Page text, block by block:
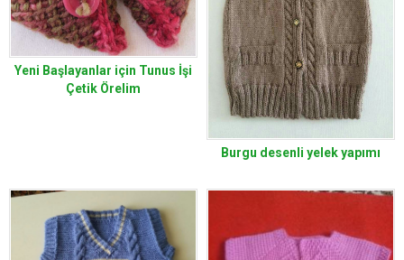
Yeni Başlayanlar için Tunus İşi
Çetik Örelim
Burgu desenli yelek yapımı